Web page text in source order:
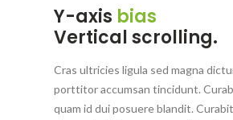
Y-axis bias
Vertical scrolling.
Cras ultricies ligula sed magna
porttitor accumsan tincidunt.
quam id dui posuere blandit.